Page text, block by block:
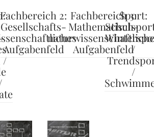
/
Fachbereich 2:
Gesellschafts-
Aufgabenfeld
Fachbereich 3:
Mathematisch-
Aufgabenfeld
Sport:
/
/